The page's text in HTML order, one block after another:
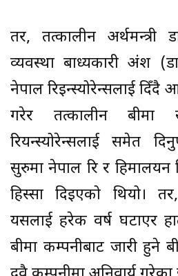
तर, तत्कालीन अर्थमन्त्री
व्यवस्था बाध्यकारी अंश
नेपाल रिइन्स्योरेन्सलाई
गरेर तत्कालीन बीमा
रियन्स्योरेन्सलाई समेत
सुरुमा नेपाल रि र हिमालयन
हिस्सा दिइएको थियो।
यसलाई हरेक वर्ष घटाएर
बीमा कम्पनीबाट जारी हुने